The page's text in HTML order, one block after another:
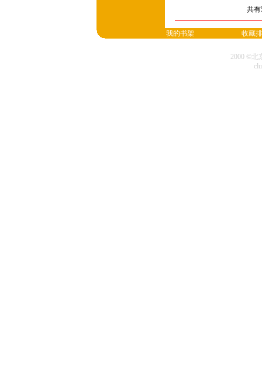
共
我的书架 收藏
2000 ©北